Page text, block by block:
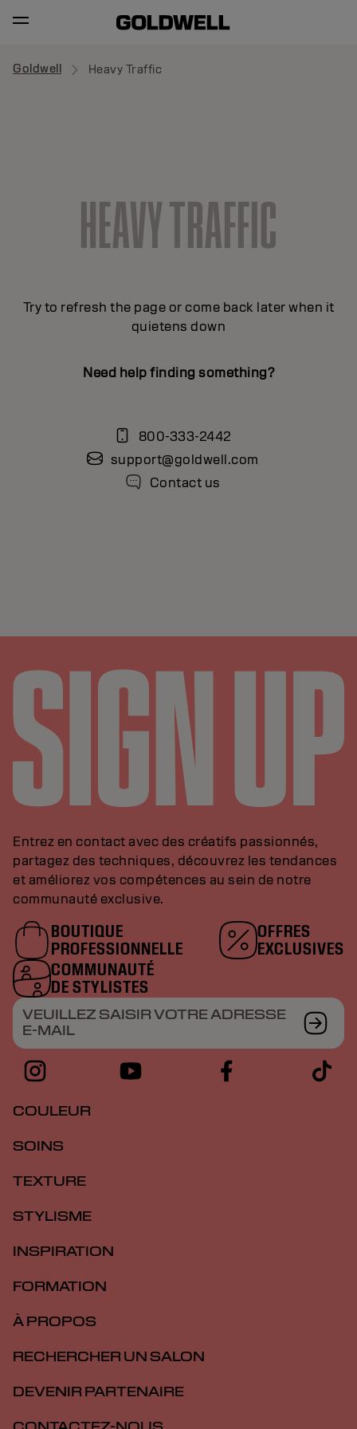
Goldwell Heavy Traffic
HEAVY TRAFFIC
Try to refresh the page or come back later when it
quietens down
Need help finding something?
800-333-2442
support@goldwell.com
Contact us
Entrez en contact avec des créatifs passionnés,
partagez des techniques, découvrez les tendances
et améliorez vos compétences au sein de notre
communauté exclusive.
BOUTIQUE
PROFESSIONNELLE
OFFRES
EXCLUSIVES
COMMUNAUTÉ
DE STYLISTES
VEUILLEZ SAISIR VOTRE ADRESSE
E-MAIL
COULEUR
SOINS
TEXTURE
STYLISME
INSPIRATION
FORMATION
À PROPOS
RECHERCHER UN SALON
DEVENIR PARTENAIRE